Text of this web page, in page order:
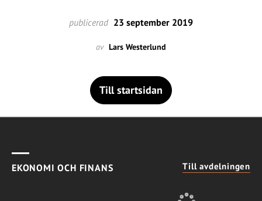
publicerad 23 september 2019
av Lars Westerlund
Till startsidan
EKONOMI OCH FINANS Till avdelningen